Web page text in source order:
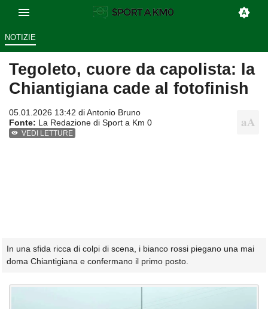
NOTIZIE
Tegoleto, cuore da capolista: la
Chiantigiana cade al fotofinish
05.01.2026 13:42 diAntonio Bruno
Fonte: La Redazione di Sport a Km 0
VEDI LETTURE
In una sfida ricca di colpi di scena, i bianco rossi piegano una mai
doma Chiantigiana e confermano il primo posto.